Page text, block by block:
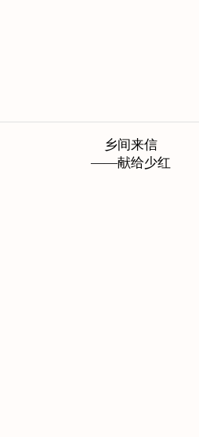
乡间来信
——献给少红